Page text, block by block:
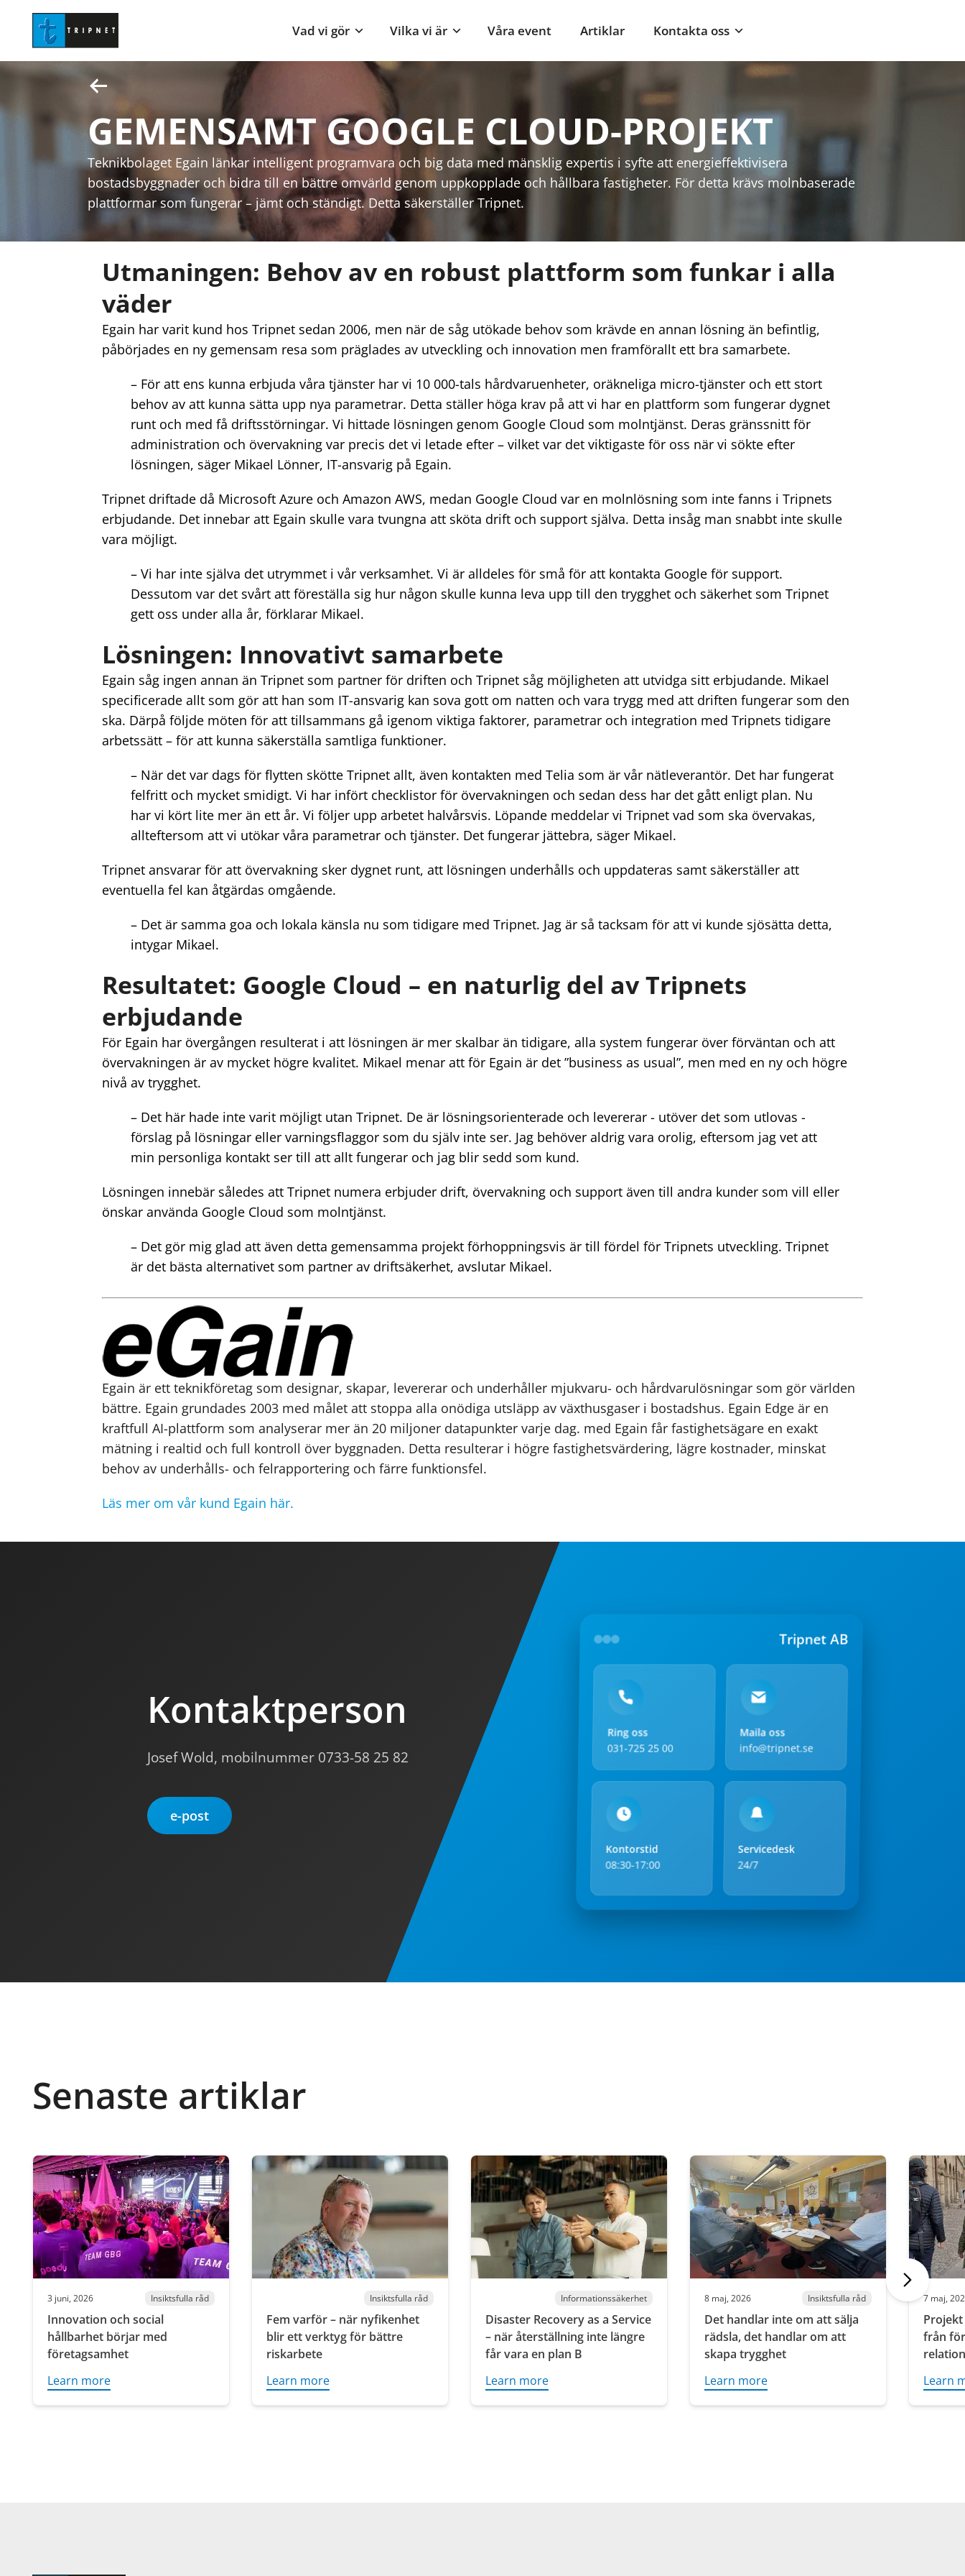
Vad vi gör Vilka vi är Våra event Artiklar Kontakta oss
GEMENSAMT GOOGLE CLOUD-PROJEKT
Teknikbolaget Egain länkar intelligent programvara och big data med mänsklig expertis i syfte att energieffektivisera
bostadsbyggnader och bidra till en bättre omvärld genom uppkopplade och hållbara fastigheter. För detta krävs molnbaserade
plattformar som fungerar – jämt och ständigt. Detta säkerställer Tripnet.
Utmaningen: Behov av en robust plattform som funkar i alla
väder
Egain har varit kund hos Tripnet sedan 2006, men när de såg utökade behov som krävde en annan lösning än befintlig,
påbörjades en ny gemensam resa som präglades av utveckling och innovation men framförallt ett bra samarbete.
– För att ens kunna erbjuda våra tjänster har vi 10 000-tals hårdvaruenheter, oräkneliga micro-tjänster och ett stort
behov av att kunna sätta upp nya parametrar. Detta ställer höga krav på att vi har en plattform som fungerar dygnet
runt och med få driftsstörningar. Vi hittade lösningen genom Google Cloud som molntjänst. Deras gränssnitt för
administration och övervakning var precis det vi letade efter – vilket var det viktigaste för oss när vi sökte efter
lösningen, säger Mikael Lönner, IT-ansvarig på Egain.
Tripnet driftade då Microsoft Azure och Amazon AWS, medan Google Cloud var en molnlösning som inte fanns i Tripnets
erbjudande. Det innebar att Egain skulle vara tvungna att sköta drift och support själva. Detta insåg man snabbt inte skulle
vara möjligt.
– Vi har inte själva det utrymmet i vår verksamhet. Vi är alldeles för små för att kontakta Google för support.
Dessutom var det svårt att föreställa sig hur någon skulle kunna leva upp till den trygghet och säkerhet som Tripnet
gett oss under alla år, förklarar Mikael.
Lösningen: Innovativt samarbete
Egain såg ingen annan än Tripnet som partner för driften och Tripnet såg möjligheten att utvidga sitt erbjudande. Mikael
specificerade allt som gör att han som IT-ansvarig kan sova gott om natten och vara trygg med att driften fungerar som den
ska. Därpå följde möten för att tillsammans gå igenom viktiga faktorer, parametrar och integration med Tripnets tidigare
arbetssätt – för att kunna säkerställa samtliga funktioner.
– När det var dags för flytten skötte Tripnet allt, även kontakten med Telia som är vår nätleverantör. Det har fungerat
felfritt och mycket smidigt. Vi har infört checklistor för övervakningen och sedan dess har det gått enligt plan. Nu
har vi kört lite mer än ett år. Vi följer upp arbetet halvårsvis. Löpande meddelar vi Tripnet vad som ska övervakas,
allteftersom att vi utökar våra parametrar och tjänster. Det fungerar jättebra, säger Mikael.
Tripnet ansvarar för att övervakning sker dygnet runt, att lösningen underhålls och uppdateras samt säkerställer att
eventuella fel kan åtgärdas omgående.
– Det är samma goa och lokala känsla nu som tidigare med Tripnet. Jag är så tacksam för att vi kunde sjösätta detta,
intygar Mikael.
Resultatet: Google Cloud – en naturlig del av Tripnets
erbjudande
För Egain har övergången resulterat i att lösningen är mer skalbar än tidigare, alla system fungerar över förväntan och att
övervakningen är av mycket högre kvalitet. Mikael menar att för Egain är det ”business as usual”, men med en ny och högre
nivå av trygghet.
– Det här hade inte varit möjligt utan Tripnet. De är lösningsorienterade och levererar - utöver det som utlovas -
förslag på lösningar eller varningsflaggor som du själv inte ser. Jag behöver aldrig vara orolig, eftersom jag vet att
min personliga kontakt ser till att allt fungerar och jag blir sedd som kund.
Lösningen innebär således att Tripnet numera erbjuder drift, övervakning och support även till andra kunder som vill eller
önskar använda Google Cloud som molntjänst.
– Det gör mig glad att även detta gemensamma projekt förhoppningsvis är till fördel för Tripnets utveckling. Tripnet
är det bästa alternativet som partner av driftsäkerhet, avslutar Mikael.
Egain är ett teknikföretag som designar, skapar, levererar och underhåller mjukvaru- och hårdvarulösningar som gör världen
bättre. Egain grundades 2003 med målet att stoppa alla onödiga utsläpp av växthusgaser i bostadshus. Egain Edge är en
kraftfull AI-plattform som analyserar mer än 20 miljoner datapunkter varje dag. med Egain får fastighetsägare en exakt
mätning i realtid och full kontroll över byggnaden. Detta resulterar i högre fastighetsvärdering, lägre kostnader, minskat
behov av underhålls- och felrapportering och färre funktionsfel.
Läs mer om vår kund Egain här.
Kontaktperson
Josef Wold, mobilnummer 0733-58 25 82
e-post
Tripnet AB
Ring oss
031-725 25 00
Maila oss
info@tripnet.se
Kontorstid
08:30-17:00
Servicedesk
24/7
Senaste artiklar
3 juni, 2026 Insiktsfulla råd
Innovation och social
hållbarhet börjar med
företagsamhet
Learn more
Insiktsfulla råd
Fem varför – när nyfikenhet
blir ett verktyg för bättre
riskarbete
Learn more
Informationssäkerhet
Disaster Recovery as a Service
– när återställning inte längre
får vara en plan B
Learn more
8 maj, 2026 Insiktsfulla råd
Det handlar inte om att sälja
rädsla, det handlar om att
skapa trygghet
Learn more
7 maj,
från
relation
Learn